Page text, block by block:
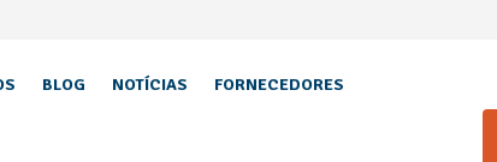
BLOG NOTÍCIAS FORNECEDORES